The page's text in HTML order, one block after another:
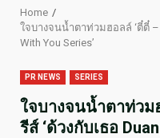
Home
ใจบางจนน้ำตาท่วมฮอลล์ ‘ตี๋ตี๋ –
With You Series’
PR NEWS SERIES
ใจบางจนน้ำตาท่วม
รีส์ ‘ด้วงกับเธอ